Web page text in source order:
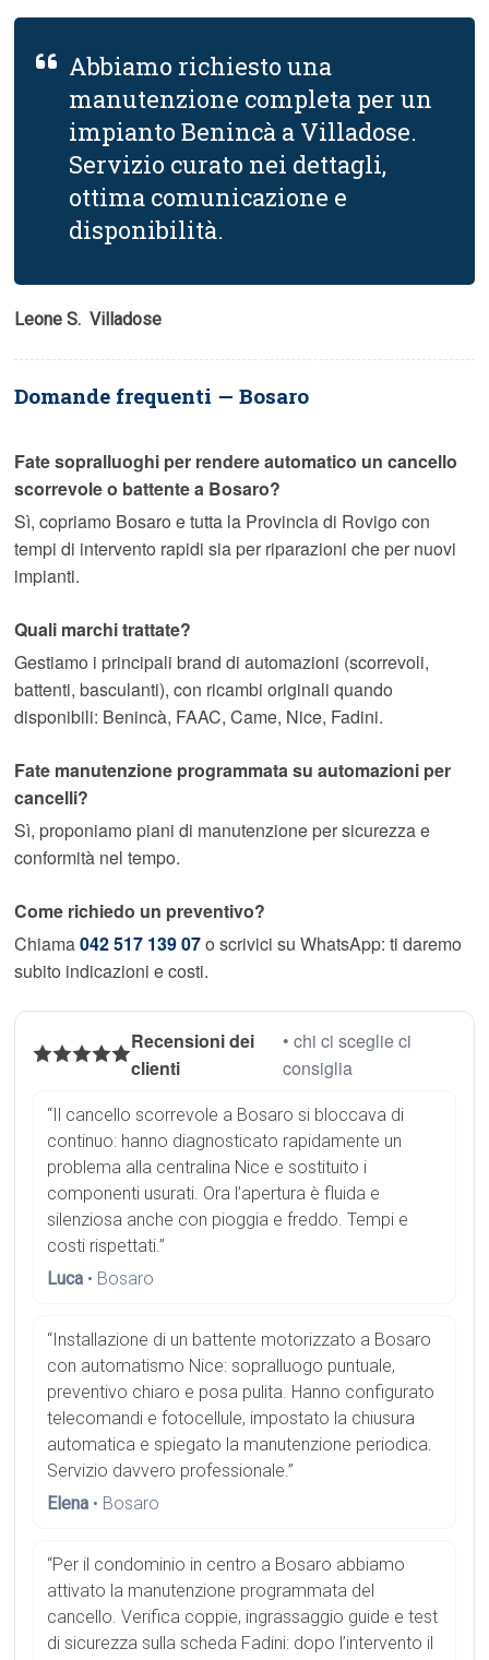
Abbiamo richiesto una
manutenzione completa per un
impianto Benincà a Villadose.
Servizio curato nei dettagli,
ottima comunicazione e
disponibilità.
Leone S.  Villadose
Domande frequenti — Bosaro
Fate sopralluoghi per rendere automatico un cancello
scorrevole o battente a Bosaro?
Sì, copriamo Bosaro e tutta la Provincia di Rovigo con
tempi di intervento rapidi sia per riparazioni che per nuovi
impianti.
Quali marchi trattate?
Gestiamo i principali brand di automazioni (scorrevoli,
battenti, basculanti), con ricambi originali quando
disponibili: Benincà, FAAC, Came, Nice, Fadini.
Fate manutenzione programmata su automazioni per
cancelli?
Sì, proponiamo piani di manutenzione per sicurezza e
conformità nel tempo.
Come richiedo un preventivo?
Chiama042 517 139 07o scrivici su WhatsApp: ti daremo
subito indicazioni e costi.
Recensioni dei
clienti
• chi ci sceglie ci
consiglia
“Il cancello scorrevole a Bosaro si bloccava di
continuo: hanno diagnosticato rapidamente un
problema alla centralina Nice e sostituito i
componenti usurati. Ora l’apertura è fluida e
silenziosa anche con pioggia e freddo. Tempi e
costi rispettati.”
Luca • Bosaro
“Installazione di un battente motorizzato a Bosaro
con automatismo Nice: sopralluogo puntuale,
preventivo chiaro e posa pulita. Hanno configurato
telecomandi e fotocellule, impostato la chiusura
automatica e spiegato la manutenzione periodica.
Servizio davvero professionale.”
Elena • Bosaro
“Per il condominio in centro a Bosaro abbiamo
attivato la manutenzione programmata del
cancello. Verifica coppie, ingrassaggio guide e test
di sicurezza sulla scheda Fadini: dopo l’intervento il